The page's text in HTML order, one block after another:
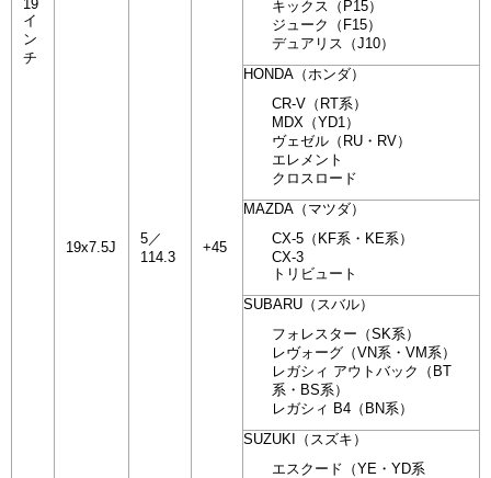
19
イ
ン
チ
19x7.5J
5／
114.3
+45
キックス（P15）
ジューク（F15）
デュアリス（J10）
HONDA（ホンダ）
CR-V（RT系）
MDX（YD1）
ヴェゼル（RU・RV）
エレメント
クロスロード
MAZDA（マツダ）
CX-5（KF系・KE系）
CX-3
トリビュート
SUBARU（スバル）
フォレスター（SK系）
レヴォーグ（VN系・VM系）
レガシィ アウトバック（BT
系・BS系）
レガシィ B4（BN系）
SUZUKI（スズキ）
エスクード（YE・YD系